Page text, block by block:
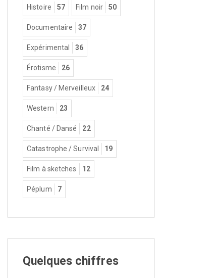
Histoire 57 Film noir 50
Documentaire 37
Expérimental 36
Érotisme 26
Fantasy / Merveilleux 24
Western 23
Chanté / Dansé 22
Catastrophe / Survival 19
Film à sketches 12
Péplum 7
Quelques chiffres